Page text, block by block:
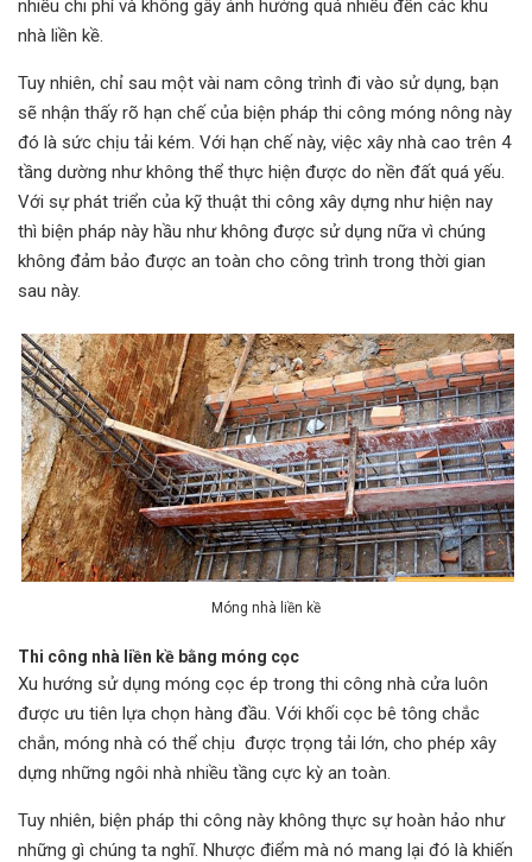
nhiều chi phí và không gây ảnh hưởng quá nhiều đến các khu
nhà liền kề.
Tuy nhiên, chỉ sau một vài nam công trình đi vào sử dụng, bạn
sẽ nhận thấy rõ hạn chế của biện pháp thi công móng nông này
đó là sức chịu tải kém. Với hạn chế này, việc xây nhà cao trên 4
tầng dường như không thể thực hiện được do nền đất quá yếu.
Với sự phát triển của kỹ thuật thi công xây dựng như hiện nay
thì biện pháp này hầu như không được sử dụng nữa vì chúng
không đảm bảo được an toàn cho công trình trong thời gian
sau này.
Móng nhà liền kề
Thi công nhà liền kề bằng móng cọc
Xu hướng sử dụng móng cọc ép trong thi công nhà cửa luôn
được ưu tiên lựa chọn hàng đầu. Với khối cọc bê tông chắc
chắn, móng nhà có thể chịu được trọng tải lớn, cho phép xây
dựng những ngôi nhà nhiều tầng cực kỳ an toàn.
Tuy nhiên, biện pháp thi công này không thực sự hoàn hảo như
những gì chúng ta nghĩ. Nhược điểm mà nó mang lại đó là khiến